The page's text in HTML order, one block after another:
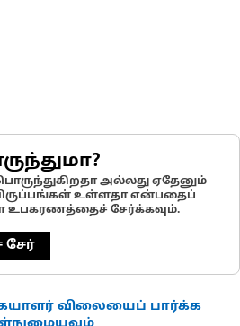
அல்லது ஏதேனும்
விருப்பங்கள் உள்ளதா என்பதைப்
உபகரணத்தைச் சேர்க்கவும்.
விலையைப் பார்க்க